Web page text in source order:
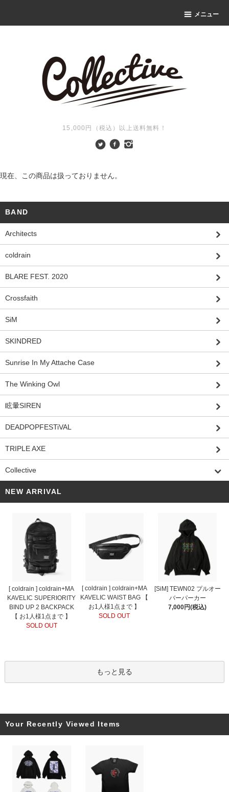
メニュー
15,000円（税込）以上送料無料！
現在、この商品は扱っておりません。
BAND
Architects
coldrain
BLARE FEST. 2020
Crossfaith
SiM
SKINDRED
Sunrise In My Attache Case
The Winking Owl
眩暈SIREN
DEADPOPFESTiVAL
TRIPLE AXE
Collective
NEW ARRIVAL
[ coldrain ] coldrain+MA
KAVELIC SUPERIORITY
BIND UP 2 BACKPACK
【 お1人様1点まで 】
SOLD OUT
[ coldrain ] coldrain+MA
KAVELIC WAIST BAG 【
お1人様1点まで 】
SOLD OUT
[SiM] TEWN02 プルオー
バーパーカー
7,000円(税込)
もっと見る
Your Recently Viewed Items